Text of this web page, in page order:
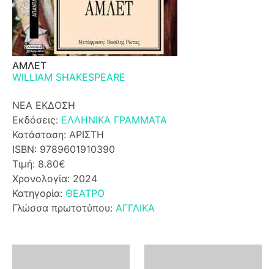
ΑΜΛΕΤ
WILLIAM SHAKESPEARE
ΝΕΑ ΕΚΔΟΣΗ
Εκδόσεις: ΕΛΛΗΝΙΚΑ ΓΡΑΜΜΑΤΑ
Κατάσταση: ΑΡΙΣΤΗ
ISBN: 9789601910390
Τιμή: 8.80€
Χρονολογία: 2024
Κατηγορία: ΘΕΑΤΡΟ
Γλώσσα πρωτοτύπου: ΑΓΓΛΙΚΑ